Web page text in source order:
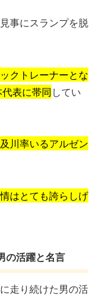
事にスランプを脱
クトレーナーとな
表に帯同してい
川率いるアルゼン
はとても誇らしげ
の活躍と名言
走り続けた男の活